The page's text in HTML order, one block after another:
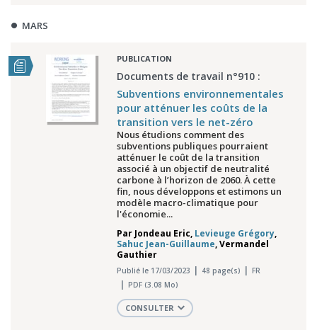
MARS
PUBLICATION
Documents de travail n°910 :
Subventions environnementales
pour atténuer les coûts de la
transition vers le net-zéro
Nous étudions comment des
subventions publiques pourraient
atténuer le coût de la transition
associé à un objectif de neutralité
carbone à l’horizon de 2060. À cette
fin, nous développons et estimons un
modèle macro-climatique pour
l'économie...
Par Jondeau Eric, Levieuge Grégory,
Sahuc Jean-Guillaume,Vermandel
Gauthier
Publié le 17/03/2023 48 page(s)
FR
PDF (3.08 Mo)
CONSULTER